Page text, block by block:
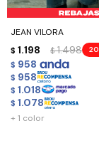
JEAN VILORA
$ 1.198 $ 1.498 20
$ 958
$ 958
$ 1.018
$ 1.078
+ 1 color